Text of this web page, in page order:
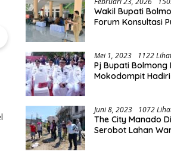
Bupati Yusra Alhabsyi Lantik 59
Pejabat, Rolling Jabatan
Keempat di Pemkab Bolmong
Wakil Bupati
Forum Konsultasi
Mei 1, 2023 1122
Pj Bupati Bolmong
Mokodompit
Juni 8, 2023 1072
The City Manado
Serobot Lahan